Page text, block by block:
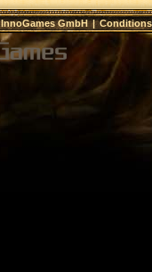
InnoGames GmbH|